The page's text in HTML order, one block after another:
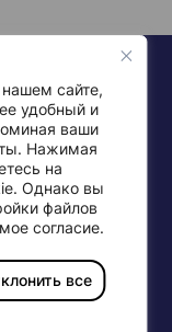
сайте,
удобный и
ваши
Нажимая
на
Однако вы
файлов
согласие.
все
ШИБА